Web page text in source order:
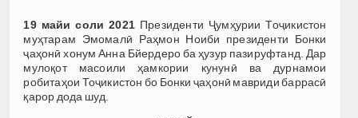
19 майи соли 2021 Президенти Ҷумҳурии Тоҷикистон
муҳтарам Эмомалӣ Раҳмон Ноиби президенти Бонки
ҷаҳонӣ хонум Анна Бйердеро ба ҳузур пазируфтанд. Дар
мулоқот масоили ҳамкории кунунӣ ва дурнамои
робитаҳои Тоҷикистон бо Бонки ҷаҳонӣ мавриди баррасӣ
қарор дода шуд.